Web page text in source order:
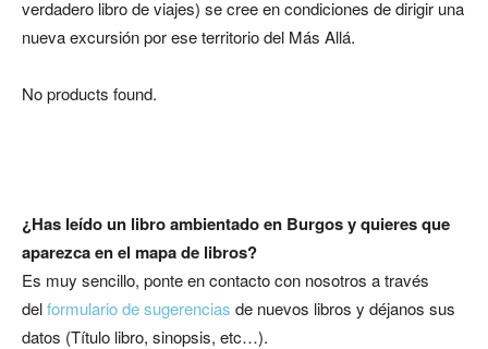
verdadero libro de viajes) se cree en condiciones de dirigir una
nueva excursión por ese territorio del Más Allá.
No products found.
¿Has leído un libro ambientado en Burgosy quieres que
aparezca en el mapa de libros?
Es muy sencillo, ponte en contacto con nosotros a través
delformulario de sugerencias de nuevos libros y déjanos sus
datos (Título libro, sinopsis, etc…).